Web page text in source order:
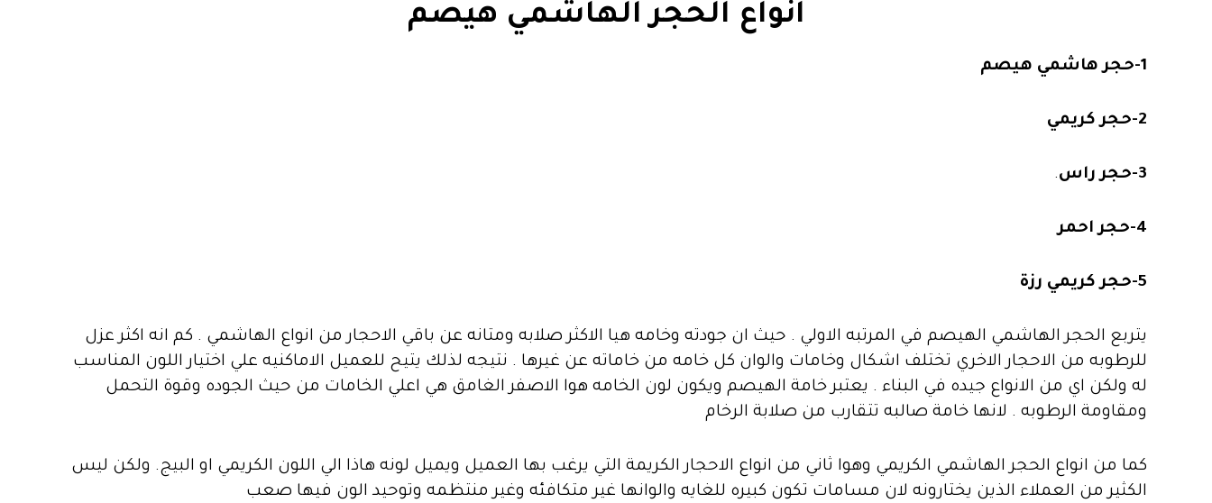
انواع الحجر الهاشمي هيصم
1-حجر هاشمي هيصم
2-حجر كريمي
3-حجر راس .
4-حجر احمر
5-حجر كريمي رزة
يتربع الحجر الهاشمي الهيصم في المرتبه الاولي . حيث ان جودته وخامه هيا الاكثر صلابه ومتانه عن باقي الاحجار من انواع الهاشمي . كم انه اكثر عزل
للرطوبه من الاحجار الاخري تختلف اشكال وخامات والوان كل خامه من خاماته عن غيرها . نتيجه لذلك يتيح للعميل الاماكنيه علي اختيار اللون المناسب
له ولكن اي من الانواع جيده في البناء . يعتبر خامة الهيصم ويكون لون الخامه هوا الاصفر الغامق هي اعلي الخامات من حيث الجوده وقوة التحمل
ومقاومة الرطوبه . لانها خامة صالبه تتقارب من صلابة الرخام
كما من انواع الحجر الهاشمي الكريمي وهوا ثاني من انواع الاحجار الكريمة التي يرغب بها العميل ويميل لونه هاذا الي اللون الكريمي او البيج. ولكن ليس
الكثير من العملاء الذين يختارونه لان مسامات تكون كبيره للغايه والوانها غير متكافئه وغير منتظمه وتوحيد الون فيها صعب